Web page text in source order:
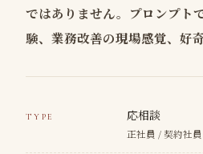
ではありません。プロンプト
験、業務改善の現場感覚、好
TYPE 応相談
正社員 / 契約社